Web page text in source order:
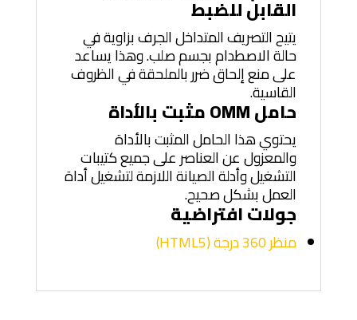
القابل للضبط
يتيح التصريف المتداخل الجرف بزاوية في
حالة الاصطدام بجسم صلب. وهذا يساعد
على منع إلحاق ضرر بالملحقة في الظروف
القاسية.
حامل OMM مثبت بالأداة
يحتوي هذا الحامل المثبت بالأداة
والمعزول عن العناصر على جميع كتيبات
التشغيل وأدلة الصيانة اللازمة لتشغيل أداة
العمل بشكل صحيح.
جولات افتراضية
منظر 360 درجة (HTML5)